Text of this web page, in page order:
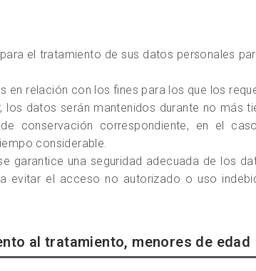
el tratamiento de sus datos personales
relación con los fines para los que los
datos serán mantenidos durante no más
conservación correspondiente, en el
considerable.
garantice una seguridad adecuada de los
evitar el acceso no autorizado o uso
al tratamiento, menores de edad